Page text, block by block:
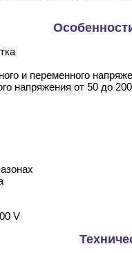
и переменного
напряжения от 50 до
V